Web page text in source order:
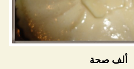
ألف صحة